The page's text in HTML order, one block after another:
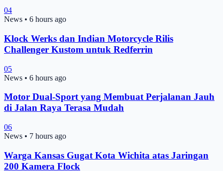
04
News • 6 hours ago
Klock Werks dan Indian Motorcycle Rilis
Challenger Kustom untuk Redferrin
05
News • 6 hours ago
Motor Dual-Sport yang Membuat Perjalanan Jauh
di Jalan Raya Terasa Mudah
06
News • 7 hours ago
Warga Kansas Gugat Kota Wichita atas Jaringan
200 Kamera Flock